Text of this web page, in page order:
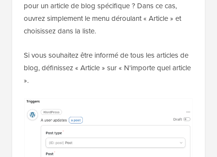
pour un article de blog spécifique ? Dans ce cas,
ouvrez simplement le menu déroulant « Article » et
choisissez dans la liste.
Si vous souhaitez être informé de tous les articles de
blog, définissez « Article » sur « N'importe quel article
».